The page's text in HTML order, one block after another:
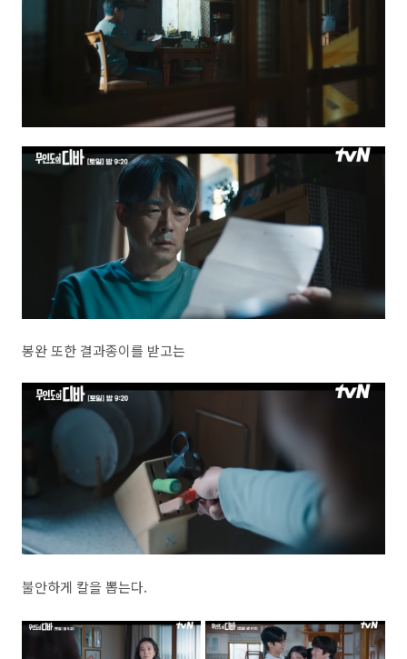
봉완 또한 결과종이를 받고는
불안하게 칼을 뽑는다.